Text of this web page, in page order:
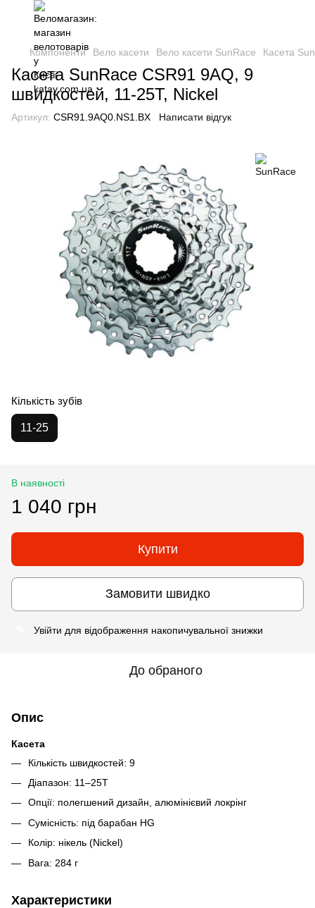
Компоненти Вело касети Вело касети SunRace Касета
Касета SunRace CSR91 9AQ, 9
швидкостей, 11-25T, Nickel
Артикул: CSR91.9AQ0.NS1.BX Написати відгук
Кількість зубів
11-25
В наявності
1 040 грн
Купити
Замовити швидко
Увійти для відображення накопичувальної знижки
До обраного
Опис
Касета
Кількість швидкостей: 9
Діапазон: 11–25T
Опції: полегшений дизайн, алюмінієвий локрінг
Сумісність: під барабан HG
Колір: нікель (Nickel)
Вага: 284 г
Характеристики